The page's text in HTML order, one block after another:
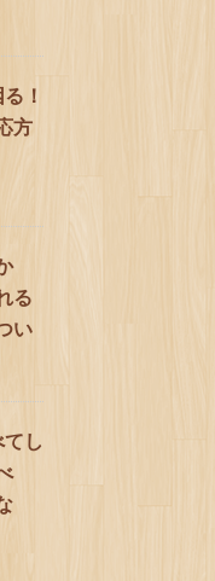
！
方
る
い
し